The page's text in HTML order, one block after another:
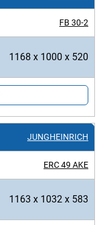
FB 30-2
1168 x 1000 x 520
JUNGHEINRICH
ERC 49 AKE
1163 x 1032 x 583